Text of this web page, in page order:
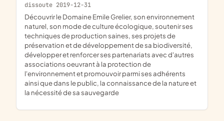
dissoute 2019-12-31
découvrir le Domaine Emile Grelier, son environnement
naturel, son mode de culture écologique, soutenir ses
techniques de production saines, ses projets de
préservation et de développement de sa biodiversité,
développer et renforcer ses partenariats avec d'autres
associations oeuvrant à la protection de
l'environnement et promouvoir parmi ses adhérents
ainsi que dans le public, la connaissance de la nature et
la nécessité de sa sauvegarde